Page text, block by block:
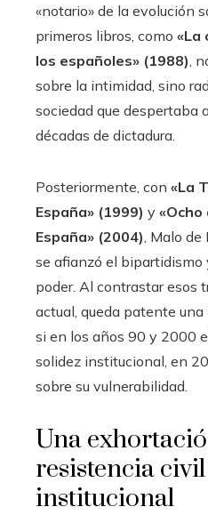
«notario» de la evolución
primeros libros, como «La
los españoles» (1988) ,
sobre la intimidad, sino
sociedad que despertaba
décadas de dictadura.
Posteriormente, con «La
España» (1999) y «Ocho
España» (2004) , Malo
se afianzó el bipartidismo
poder. Al contrastar esos
actual, queda patente
si en los años 90 y 2000
solidez institucional, en
sobre su vulnerabilidad.
Una
resistencia civil
institucional